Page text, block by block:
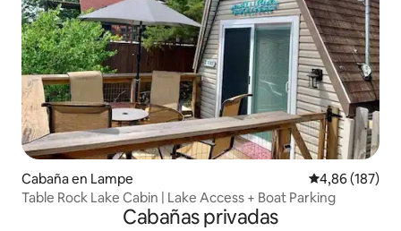
Cabaña en Lampe Calificación
4,86 (187)
Table Rock Lake Cabin | Lake Access + Boat Parking
Cabañas privadas